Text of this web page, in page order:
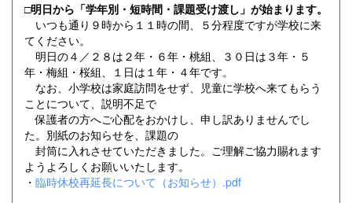
□明日から「学年別・短時間・課題受け渡し」が始まります。
いつも通り９時から１１時の間、５分程度ですが学校に来
てください。
明日の４／２８は２年・６年・桃組、３０日は３年・５
年・梅組・桜組、１日は１年・４年です。
なお、小学校は家庭訪問をせず、児童に学校へ来てもらう
ことについて、説明不足で
保護者の方へご心配をおかけし、申し訳ありませんでし
た。別紙のお知らせを、課題の
封筒に入れさせていただきました。ご理解ご協力賜れます
ようよろしくお願いいたします。
・ 臨時休校再延長について（お知らせ）.pdf